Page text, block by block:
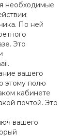
необходимые
По ней
Это
вашего
этому полю
кабинете
почтой. Это
вашего